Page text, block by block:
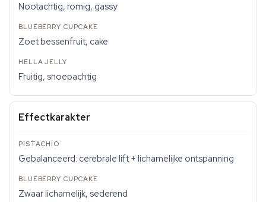
Nootachtig, romig, gassy
Zoet bessenfruit, cake
Fruitig, snoepachtig
Effectkarakter
Gebalanceerd: cerebrale lift + lichamelijke ontspanning
Zwaar lichamelijk, sederend